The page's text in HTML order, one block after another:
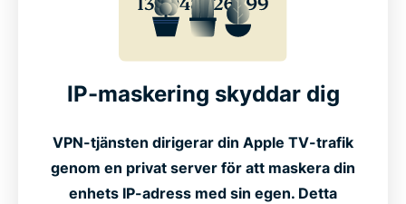
IP-maskering skyddar dig
VPN-tjänsten dirigerar din Apple TV-trafik
genom en privat server för att maskera din
enhets IP-adress med sin egen. Detta